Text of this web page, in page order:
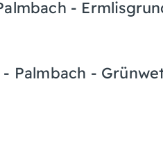
-
Palmbach -